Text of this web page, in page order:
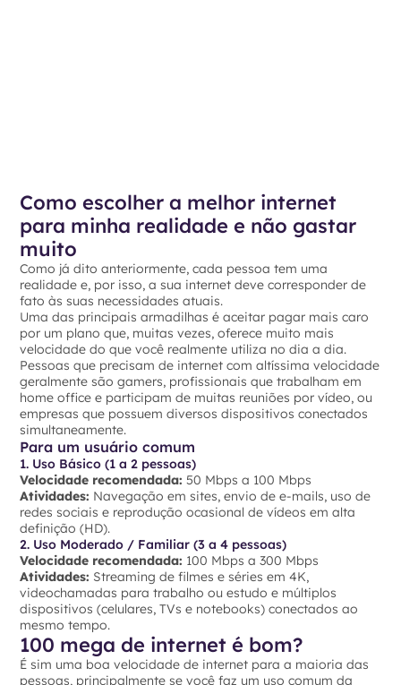
Como escolher a melhor internet
para minha realidade e não gastar
muito
Como já dito anteriormente, cada pessoa tem uma
realidade e, por isso, a sua internet deve corresponder de
fato às suas necessidades atuais.
Uma das principais armadilhas é aceitar pagar mais caro
por um plano que, muitas vezes, oferece muito mais
velocidade do que você realmente utiliza no dia a dia.
Pessoas que precisam de internet com altíssima velocidade
geralmente são gamers, profissionais que trabalham em
home office e participam de muitas reuniões por vídeo, ou
empresas que possuem diversos dispositivos conectados
simultaneamente.
Para um usuário comum
1. Uso Básico (1 a 2 pessoas)
Velocidade recomendada: 50 Mbps a 100 Mbps
Atividades: Navegação em sites, envio de e-mails, uso de
redes sociais e reprodução ocasional de vídeos em alta
definição (HD).
2. Uso Moderado / Familiar (3 a 4 pessoas)
Velocidade recomendada: 100 Mbps a 300 Mbps
Atividades: Streaming de filmes e séries em 4K,
videochamadas para trabalho ou estudo e múltiplos
dispositivos (celulares, TVs e notebooks) conectados ao
mesmo tempo.
100 mega de internet é bom?
É sim uma boa velocidade de internet para a maioria das
pessoas, principalmente se você faz um uso comum da